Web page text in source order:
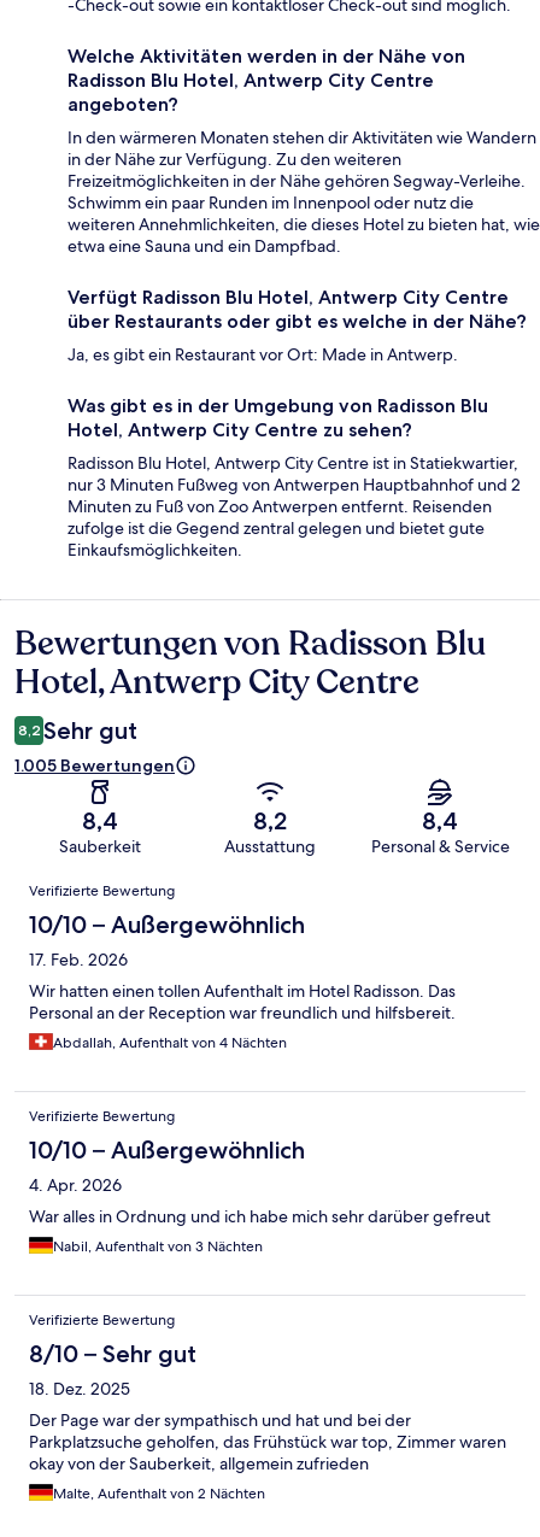
-Check-out sowie ein kontaktloser Check-out sind möglich.
Welche Aktivitäten werden in der Nähe von
Radisson Blu Hotel, Antwerp City Centre
angeboten?
In den wärmeren Monaten stehen dir Aktivitäten wie Wandern
in der Nähe zur Verfügung. Zu den weiteren
Freizeitmöglichkeiten in der Nähe gehören Segway-Verleihe.
Schwimm ein paar Runden im Innenpool oder nutz die
weiteren Annehmlichkeiten, die dieses Hotel zu bieten hat, wie
etwa eine Sauna und ein Dampfbad.
Verfügt Radisson Blu Hotel, Antwerp City Centre
über Restaurants oder gibt es welche in der Nähe?
Ja, es gibt ein Restaurant vor Ort: Made in Antwerp.
Was gibt es in der Umgebung von Radisson Blu
Hotel, Antwerp City Centre zu sehen?
Radisson Blu Hotel, Antwerp City Centre ist in Statiekwartier,
nur 3 Minuten Fußweg von Antwerpen Hauptbahnhof und 2
Minuten zu Fuß von Zoo Antwerpen entfernt. Reisenden
zufolge ist die Gegend zentral gelegen und bietet gute
Einkaufsmöglichkeiten.
Bewertungen
Bewertungen von Radisson Blu
Hotel, Antwerp City Centre
8,2 Sehr gut
1.005 Bewertungen
8,4
Sauberkeit
8,2
Ausstattung
8,4
Personal & Service
Bewertungen
Verifizierte Bewertung
10/10 – Außergewöhnlich
17. Feb. 2026
Wir hatten einen tollen Aufenthalt im Hotel Radisson. Das
Personal an der Reception war freundlich und hilfsbereit.
Abdallah, Aufenthalt von 4 Nächten
Verifizierte Bewertung
10/10 – Außergewöhnlich
4. Apr. 2026
War alles in Ordnung und ich habe mich sehr darüber gefreut
Nabil, Aufenthalt von 3 Nächten
Verifizierte Bewertung
8/10 – Sehr gut
18. Dez. 2025
Der Page war der sympathisch und hat und bei der
Parkplatzsuche geholfen, das Frühstück war top, Zimmer waren
okay von der Sauberkeit, allgemein zufrieden
Malte, Aufenthalt von 2 Nächten